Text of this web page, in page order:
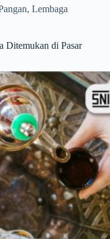
, Lembaga
Ditemukan di Pasar